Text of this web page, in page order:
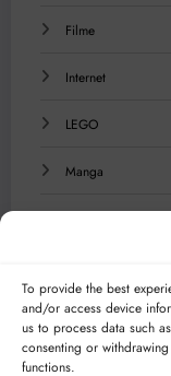
To provide the best
and/or access device
us to process data such
consenting or
functions.
Filme
Internet
LEGO
Manga
Serien
Technologie